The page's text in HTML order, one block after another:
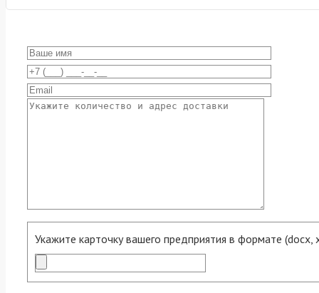
Укажите карточку вашего предприятия в формате (docx,